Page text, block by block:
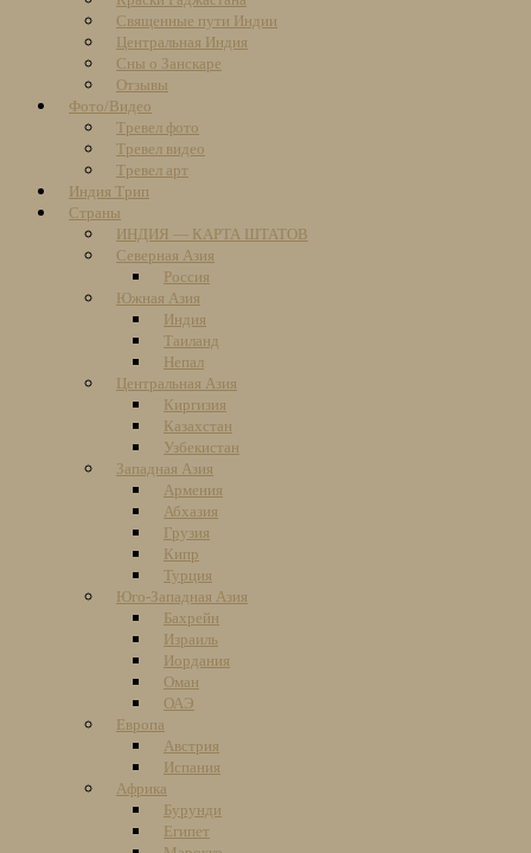
Священные пути Индии
Центральная Индия
Сны о Занскаре
Отзывы
Фото/Видео
Тревел фото
Тревел видео
Тревел арт
Индия Трип
Страны
ИНДИЯ — КАРТА ШТАТОВ
Северная Азия
Россия
Южная Азия
Индия
Таиланд
Непал
Центральная Азия
Киргизия
Казахстан
Узбекистан
Западная Азия
Армения
Абхазия
Грузия
Кипр
Турция
Юго-Западная Азия
Бахрейн
Израиль
Иордания
Оман
ОАЭ
Европа
Австрия
Испания
Африка
Бурунди
Египет